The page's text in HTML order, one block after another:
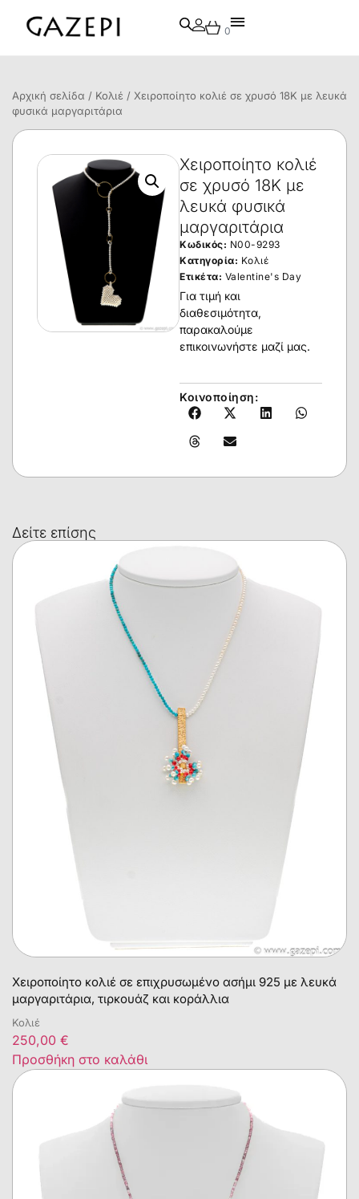
0
Αρχική σελίδα / Κολιέ / Χειροποίητο κολιέ σε χρυσό 18Κ με λευκά
φυσικά μαργαριτάρια
Χειροποίητο κολιέ
σε χρυσό 18Κ με
λευκά φυσικά
μαργαριτάρια
Κωδικός: N00-9293
Κατηγορία: Κολιέ
Ετικέτα: Valentine's Day
Για τιμή και
διαθεσιμότητα,
παρακαλούμε
επικοινωνήστε μαζί μας.
Κοινοποίηση:
Δείτε επίσης
Χειροποίητο κολιέ σε επιχρυσωμένο ασήμι 925 με λευκά
μαργαριτάρια, τιρκουάζ και κοράλλια
Κολιέ
250,00 €
Προσθήκη στο καλάθι